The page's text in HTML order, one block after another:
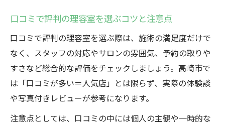
口コミで評判の理容室を選ぶコツと注意点
口コミで評判の理容室を選ぶ際は、施術の満足度だけで
なく、スタッフの対応やサロンの雰囲気、予約の取りや
すさなど総合的な評価をチェックしましょう。高崎市で
は「口コミが多い＝人気店」とは限らず、実際の体験談
や写真付きレビューが参考になります。
注意点としては、口コミの中には個人の主観や一時的な